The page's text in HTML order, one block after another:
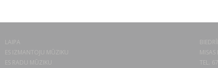
LAIPA
ES IZMANTOJU MŪZIKU
ES RADU MŪZIKU
TEL.